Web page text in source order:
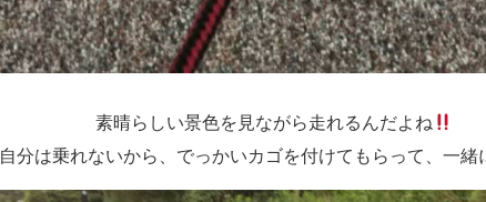
素晴らしい景色を見ながら走れるんだよね
自分は乗れないから、でっかいカゴを付けてもらって、一